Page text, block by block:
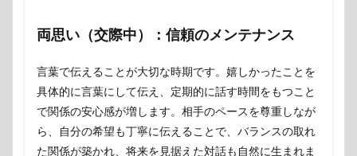
両思い（交際中）：信頼のメンテナンス
言葉で伝えることが大切な時期です。嬉しかったことを
具体的に言葉にして伝え、定期的に話す時間をもつこと
で関係の安心感が増します。相手のペースを尊重しなが
ら、自分の希望も丁寧に伝えることで、バランスの取れ
た関係が築かれ、将来を見据えた対話も自然に生まれま